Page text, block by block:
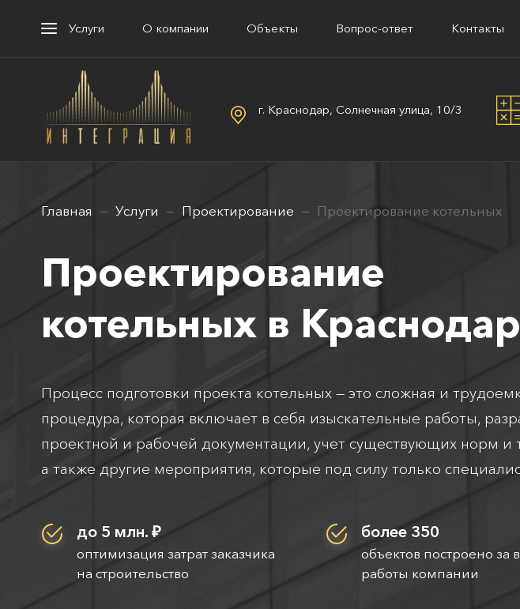
Услуги О компании Объекты Вопрос-ответ Контакты
г. Краснодар, Солнечная улица, 10/3
Главная Услуги Проектирование Проектирование котельных
Проектирование
котельных в
Процесс подготовки проекта котельных — это сложная и
процедура, которая включает в себя изыскательные работы,
проектной и рабочей документации, учет существующих норм и
а также другие мероприятия, которые под силу только
до 5 млн. ₽
оптимизация затрат заказчика
на строительство
более 350
объектов построено за
работы компании